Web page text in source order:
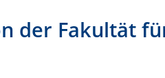
der Fakultät